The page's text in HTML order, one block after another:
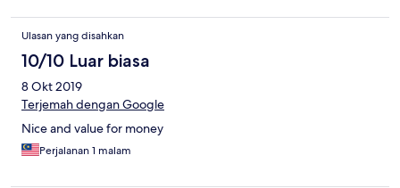
Ulasan yang disahkan
10/10 Luar biasa
8 Okt 2019
Terjemah dengan Google
Nice and value for money
Perjalanan 1 malam